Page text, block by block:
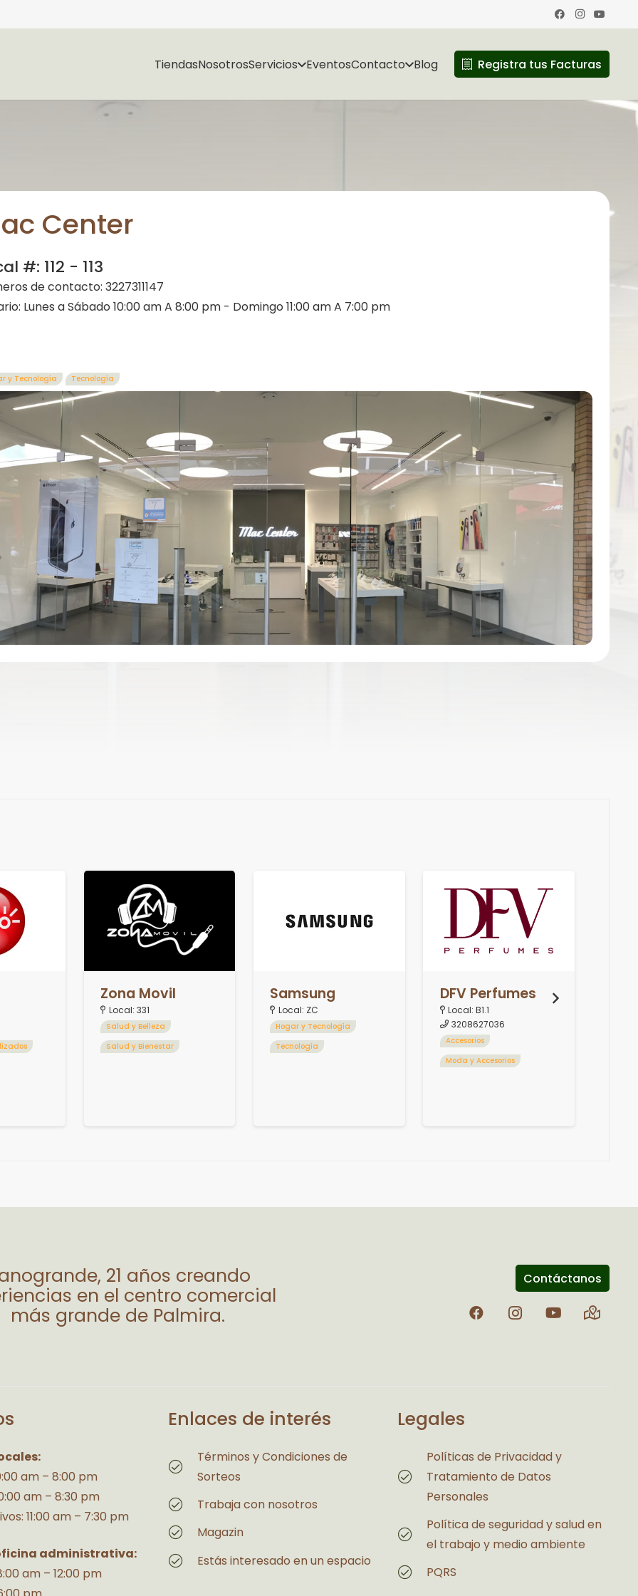
TiendasNosotrosServicios EventosContacto Blog Registra tus Facturas
Center
#: 112 - 113
de contacto: 3227311147
Lunes a Sábado 10:00 am A 8:00 pm - Domingo 11:00 am A 7:00 pm
y Tecnología Tecnología
Zona Movil
Local: 331
Salud y Belleza
Salud y Bienestar
Samsung
Local: ZC
Hogar y Tecnología
Tecnología
DFV Perfumes
Local:B1.1
3208627036
Accesorios
Moda y Accesorios
21 años creando
en el centro comercial
más grande de Palmira.
Contáctanos
am – 8:00 pm
am – 8:30 pm
11:00 am – 7:30 pm
administrativa:
am – 12:00 pm
Enlaces de interés
Términos y Condiciones de
Sorteos
Trabaja con nosotros
Magazin
Estás interesado en un espacio
Legales
Políticas de Privacidad y
Tratamiento de Datos
Personales
Política de seguridad y salud en
el trabajo y medio ambiente
PQRS